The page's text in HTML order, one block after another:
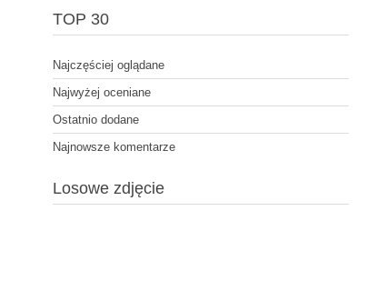
TOP 30
Najczęściej oglądane
Najwyżej oceniane
Ostatnio dodane
Najnowsze komentarze
Losowe zdjęcie